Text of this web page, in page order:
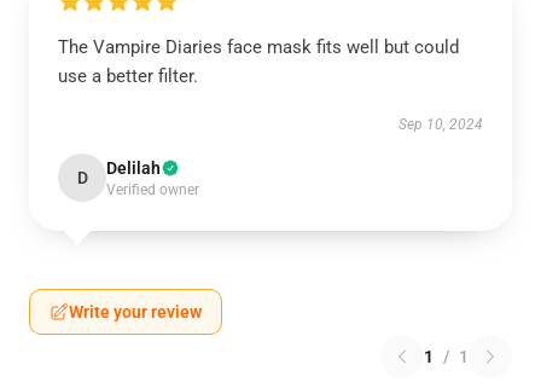
The Vampire Diaries face mask fits well but could
use a better filter.
Sep 10, 2024
D Delilah
Verified owner
Write your review
1 / 1